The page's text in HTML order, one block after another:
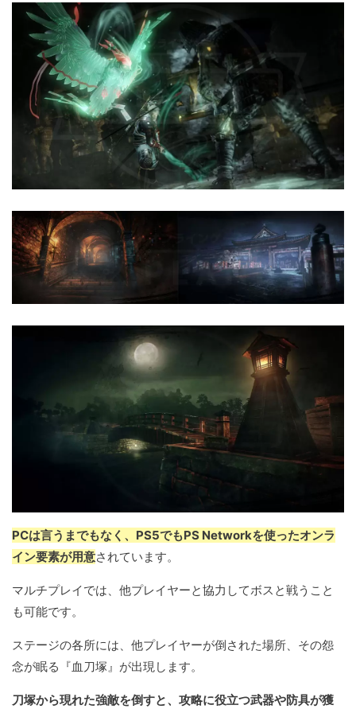
PCは言うまでもなく、PS5でもPS Networkを使ったオンラ
イン要素が用意されています。
マルチプレイでは、他プレイヤーと協力してボスと戦うこと
も可能です。
ステージの各所には、他プレイヤーが倒された場所、その怨
念が眠る『血刀塚』が出現します。
刀塚から現れた強敵を倒すと、攻略に役立つ武器や防具が獲